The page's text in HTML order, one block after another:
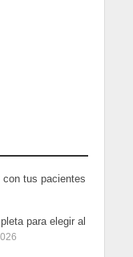
con tus pacientes
para elegir al